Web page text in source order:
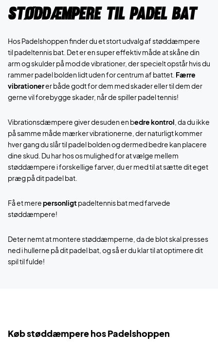
Støddæmpere til padel bat
Hos Padelshoppen finder du et stort udvalg af støddæmpere
til padeltennis bat. Det er en super effektiv måde at skåne din
arm og skulder på mod de vibrationer, der specielt opstår hvis du
rammer padel bolden lidt uden for centrum af battet. Færre
vibrationerer både godt for dem med skader eller til dem der
gerne vil forebygge skader, når de spiller padel tennis!
Vibrationsdæmpere giver desuden en bedre kontrol , da du ikke
på samme måde mærker vibrationerne, der naturligt kommer
hver gang du slår til padel bolden og dermed bedre kan placere
dine skud. Du har hos os mulighed for at vælge mellem
støddæmpere i forskellige farver, du er med til at sætte dit eget
præg på dit padel bat.
Få et merepersonligtpadeltennis bat med farvede
støddæmpere!
Deter nemt at montere støddæmperne, da de blot skal presses
ned i hullerne på dit padel bat, og så er du klar til at optimere dit
spil til fulde!
Køb støddæmpere hos Padelshoppen